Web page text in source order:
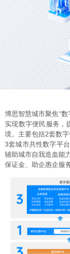
博思智慧城市聚焦“数
实现数字便民服务，
境。主要包括2套数
3套城市共性数字平
辅助城市自我造血能
保证金、助企惠企服务